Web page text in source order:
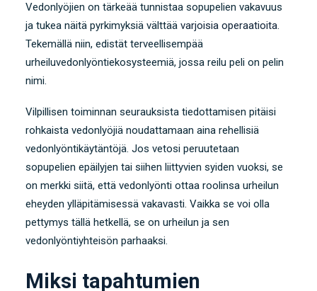
Vedonlyöjien on tärkeää tunnistaa sopupelien vakavuus
ja tukea näitä pyrkimyksiä välttää varjoisia operaatioita.
Tekemällä niin, edistät terveellisempää
urheiluvedonlyöntiekosysteemiä, jossa reilu peli on pelin
nimi.
Vilpillisen toiminnan seurauksista tiedottamisen pitäisi
rohkaista vedonlyöjiä noudattamaan aina rehellisiä
vedonlyöntikäytäntöjä. Jos vetosi peruutetaan
sopupelien epäilyjen tai siihen liittyvien syiden vuoksi, se
on merkki siitä, että vedonlyönti ottaa roolinsa urheilun
eheyden ylläpitämisessä vakavasti. Vaikka se voi olla
pettymys tällä hetkellä, se on urheilun ja sen
vedonlyöntiyhteisön parhaaksi.
Miksi tapahtumien